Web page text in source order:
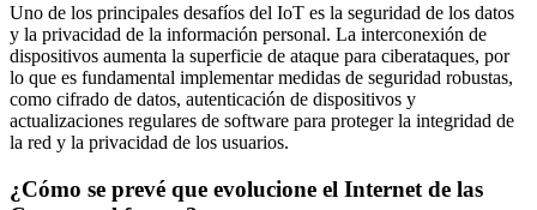
Uno de los principales desafíos del IoT es la seguridad de los datos
y la privacidad de la información personal. La interconexión de
dispositivos aumenta la superficie de ataque para ciberataques, por
lo que es fundamental implementar medidas de seguridad robustas,
como cifrado de datos, autenticación de dispositivos y
actualizaciones regulares de software para proteger la integridad de
la red y la privacidad de los usuarios.
¿Cómo se prevé que evolucione el Internet de las